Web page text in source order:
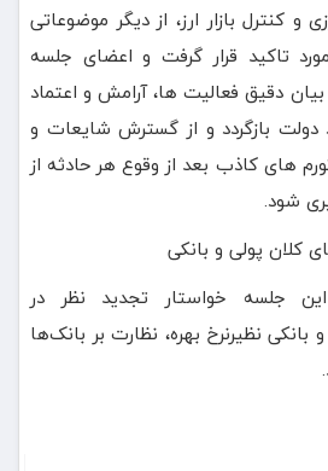
و کنترل بازار ارز، از دیگر موضوعاتی
تاکید قرار گرفت و اعضای جلسه
دقیق فعالیت ها، آرامش و اعتماد
دولت بازگردد و از گسترش شایعات و
های کاذب بعد از وقوع هر حادثه از
شود.
کلان پولی و بانکی
جلسه خواستار تجدید نظر در
نظیرنرخ بهره، نظارت بر بانک‌ها